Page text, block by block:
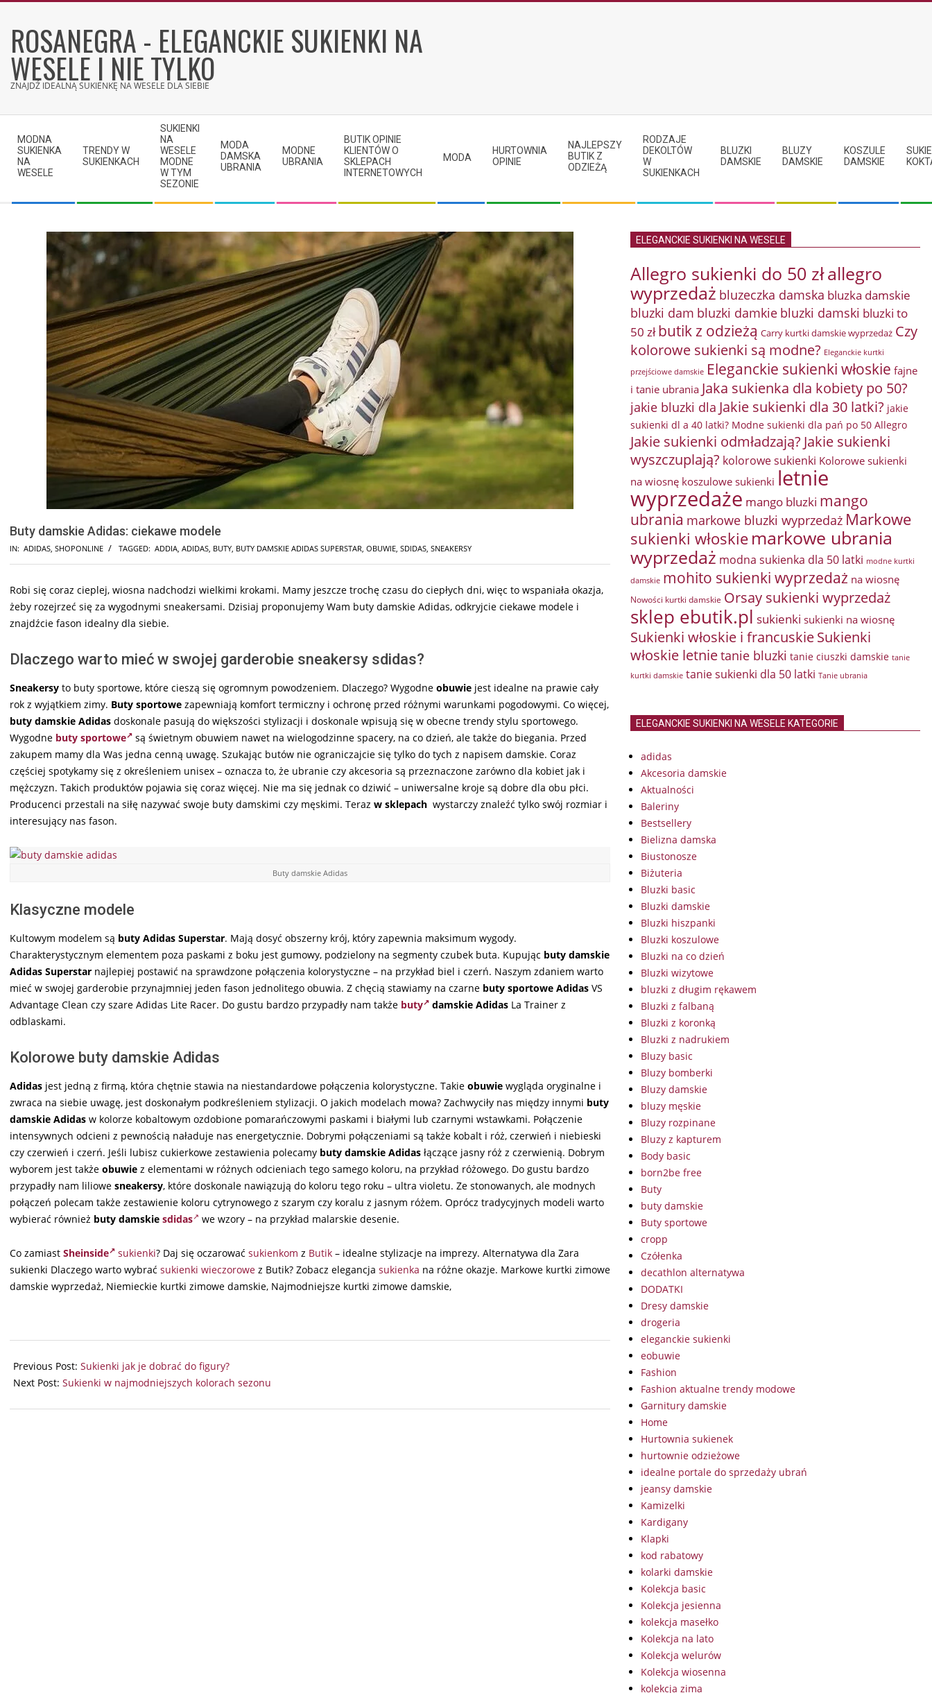
contentROSANEGRA - ELEGANCKIE SUKIENKI NA
WESELE I NIE TYLKO
ZNAJDŹ IDEALNĄ SUKIENKĘ NA WESELE DLA SIEBIE
Navigation
Menu
MODNA
SUKIENKA
NA
WESELE
TRENDY W
SUKIENKACH
SUKIENKI
NA
WESELE
MODNE
W TYM
SEZONIE
MODA
DAMSKA
UBRANIA
MODNE
UBRANIA
BUTIK OPINIE
KLIENTÓW O
SKLEPACH
INTERNETOWYCH
MODA
HURTOWNIA
OPINIE
NAJLEPSZY
BUTIK Z
ODZIEŻĄ
RODZAJE
DEKOLTÓW
W
SUKIENKACH
BLUZKI
DAMSKIE
BLUZY
DAMSKIE
KOSZULE
DAMSKIE
Buty damskie Adidas: ciekawe modele
IN: ADIDAS, SHOPONLINE TAGGED: ADDIA, ADIDAS, BUTY, BUTY DAMSKIE ADIDAS SUPERSTAR, OBUWIE, SDIDAS, SNEAKERSY
Robi się coraz cieplej, wiosna nadchodzi wielkimi krokami. Mamy jeszcze trochę czasu do ciepłych dni, więc to wspaniała okazja,
żeby rozejrzeć się za wygodnymi sneakersami. Dzisiaj proponujemy Wam buty damskie Adidas, odkryjcie ciekawe modele i
znajdźcie fason idealny dla siebie.
Dlaczego warto mieć w swojej garderobie sneakersy sdidas?
Sneakersy to buty sportowe, które cieszą się ogromnym powodzeniem. Dlaczego? Wygodne obuwie jest idealne na prawie cały
rok z wyjątkiem zimy. Buty sportowe zapewniają komfort termiczny i ochronę przed różnymi warunkami pogodowymi. Co więcej,
buty damskie Adidas doskonale pasują do większości stylizacji i doskonale wpisują się w obecne trendy stylu sportowego.
Wygodne buty sportowe
są świetnym obuwiem nawet na wielogodzinne spacery, na co dzień, ale także do biegania. Przed
zakupem mamy dla Was jedna cenną uwagę. Szukając butów nie ograniczajcie się tylko do tych z napisem damskie. Coraz
częściej spotykamy się z określeniem unisex – oznacza to, że ubranie czy akcesoria są przeznaczone zarówno dla kobiet jak i
mężczyzn. Takich produktów pojawia się coraz więcej. Nie ma się jednak co dziwić – uniwersalne kroje są dobre dla obu płci.
Producenci przestali na siłę nazywać swoje buty damskimi czy męskimi. Teraz w sklepach wystarczy znaleźć tylko swój rozmiar i
interesujący nas fason.
Buty damskie Adidas
Klasyczne modele
Kultowym modelem są buty Adidas Superstar. Mają dosyć obszerny krój, który zapewnia maksimum wygody.
Charakterystycznym elementem poza paskami z boku jest gumowy, podzielony na segmenty czubek buta. Kupując buty damskie
Adidas Superstar najlepiej postawić na sprawdzone połączenia kolorystyczne – na przykład biel i czerń. Naszym zdaniem warto
mieć w swojej garderobie przynajmniej jeden fason jednolitego obuwia. Z chęcią stawiamy na czarne buty sportowe Adidas VS
Advantage Clean czy szare Adidas Lite Racer. Do gustu bardzo przypadły nam także buty damskie Adidas La Trainer z
odblaskami.
Kolorowe buty damskie Adidas
Adidas jest jedną z firmą, która chętnie stawia na niestandardowe połączenia kolorystyczne. Takie obuwie wygląda oryginalne i
zwraca na siebie uwagę, jest doskonałym podkreśleniem stylizacji. O jakich modelach mowa? Zachwyciły nas między innymi buty
damskie Adidas w kolorze kobaltowym ozdobione pomarańczowymi paskami i białymi lub czarnymi wstawkami. Połączenie
intensywnych odcieni z pewnością naładuje nas energetycznie. Dobrymi połączeniami są także kobalt i róż, czerwień i niebieski
czy czerwień i czerń. Jeśli lubisz cukierkowe zestawienia polecamy buty damskie Adidas łączące jasny róż z czerwienią. Dobrym
wyborem jest także obuwie z elementami w różnych odcieniach tego samego koloru, na przykład różowego. Do gustu bardzo
przypadły nam liliowe sneakersy, które doskonale nawiązują do koloru tego roku – ultra violetu. Ze stonowanych, ale modnych
połączeń polecam także zestawienie koloru cytrynowego z szarym czy koralu z jasnym różem. Oprócz tradycyjnych modeli warto
wybierać również buty damskie sdidas we wzory – na przykład malarskie desenie.
Co zamiast Sheinside sukienki? Daj się oczarować sukienkom z Butik – idealne stylizacje na imprezy. Alternatywa dla Zara
sukienki Dlaczego warto wybrać sukienki wieczorowe z Butik? Zobacz elegancja sukienka na różne okazje. Markowe kurtki zimowe
damskie wyprzedaż, Niemieckie kurtki zimowe damskie, Najmodniejsze kurtki zimowe damskie,
02-
15
Previous Post: Sukienki jak je dobrać do figury?
Next Post: Sukienki w najmodniejszych kolorach sezonu
ELEGANCKIE SUKIENKI NA WESELE
Allegro sukienki do 50 złallegro
wyprzedaż bluzeczka damska bluzka damskie
bluzki dam bluzki damkie bluzki damski bluzki to
50 zł butik z odzieżą Carry kurtki damskie wyprzedaż Czy
kolorowe sukienki są modne? Eleganckie kurtki
przejściowe damskie Eleganckie sukienki włoskie fajne
i tanie ubrania Jaka sukienka dla kobiety po 50?
jakie bluzki dla Jakie sukienki dla 30 latki? jakie
sukienki dl a 40 latki? Modne sukienki dla pań po 50 Allegro
Jakie sukienki odmładzają? Jakie sukienki
wyszczuplają? kolorowe sukienki Kolorowe sukienki
na wiosnę koszulowe sukienki letnie
wyprzedaże mango bluzki mango
ubrania markowe bluzki wyprzedaż Markowe
sukienki włoskie markowe ubrania
wyprzedaż modna sukienka dla 50 latki modne kurtki
damskie mohito sukienki wyprzedaż na wiosnę
Nowości kurtki damskie Orsay sukienki wyprzedaż
sklep ebutik.pl sukienki sukienki na wiosnę
Sukienki włoskie i francuskieSukienki
włoskie letnietanie bluzki tanie ciuszki damskie tanie
kurtki damskie tanie sukienki dla 50 latki Tanie ubrania
ELEGANCKIE SUKIENKI NA WESELE KATEGORIE
adidas
Akcesoria damskie
Aktualności
Baleriny
Bestsellery
Bielizna damska
Biustonosze
Biżuteria
Bluzki basic
Bluzki damskie
Bluzki hiszpanki
Bluzki koszulowe
Bluzki na co dzień
Bluzki wizytowe
bluzki z długim rękawem
Bluzki z falbaną
Bluzki z koronką
Bluzki z nadrukiem
Bluzy basic
Bluzy bomberki
Bluzy damskie
bluzy męskie
Bluzy rozpinane
Bluzy z kapturem
Body basic
born2be free
Buty
buty damskie
Buty sportowe
cropp
Czółenka
decathlon alternatywa
DODATKI
Dresy damskie
drogeria
eleganckie sukienki
eobuwie
Fashion
Fashion aktualne trendy modowe
Garnitury damskie
Home
Hurtownia sukienek
hurtownie odzieżowe
idealne portale do sprzedaży ubrań
jeansy damskie
Kamizelki
Kardigany
Klapki
kod rabatowy
kolarki damskie
Kolekcja basic
Kolekcja jesienna
kolekcja masełko
Kolekcja na lato
Kolekcja welurów
Kolekcja wiosenna
kolekcja zima